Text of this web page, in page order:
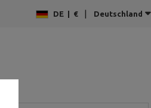
DE € | Deutschland